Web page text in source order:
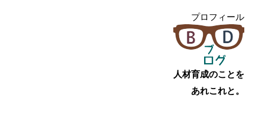
プロフィール
人材育成のことを
あれこれと。